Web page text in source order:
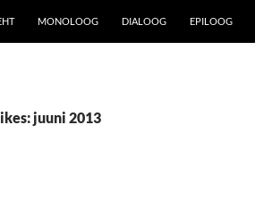
MONOLOOG DIALOOG EPILOOG
juuni 2013